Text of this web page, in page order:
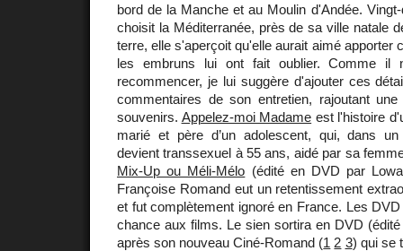
bord de la Manche et au Moulin d'Andée.
choisit la Méditerranée, près de sa ville natale
terre, elle s'aperçoit qu'elle aurait aimé apporter
les embruns lui ont fait oublier. Comme il
recommencer, je lui suggère d'ajouter ces
commentaires de son entretien, rajoutant
souvenirs. Appelez-moi Madame est l'histoire
marié et père d’un adolescent, qui, dans
devient transsexuel à 55 ans, aidé par sa
Mix-Up ou Méli-Mélo (édité en DVD par
Françoise Romand eut un retentissement
et fut complètement ignoré en France. Les
chance aux films. Le sien sortira en DVD
après son nouveau Ciné-Romand (1 2 3) qui se